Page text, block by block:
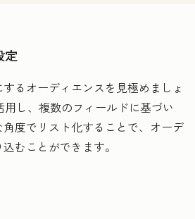
定
るオーディエンスを見極めましょ
用し、複数のフィールドに基づい
度でリスト化することで、オーデ
むことができます。